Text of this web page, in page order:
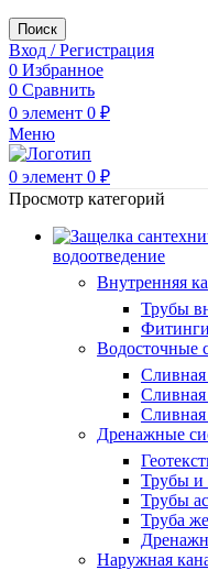
Поиск
Вход / Регистрация
0 Избранное
0 Сравнить
0 элемент 0 ₽
Меню
0 элемент 0 ₽
Просмотр категорий
водоотведение
Внутренняя
Трубы
Водосточные
Сливная
Сливная
Сливная
Дренажные
Трубы и
Трубы
Труба
Наружная